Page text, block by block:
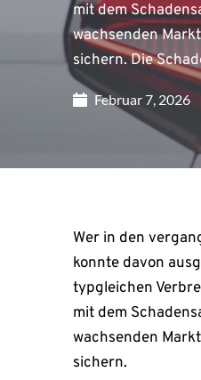
mit dem
wachsenden
sichern. Die
Februar 7, 2026
Wer in den
konnte davon
typgleichen
mit dem
wachsenden
sichern.